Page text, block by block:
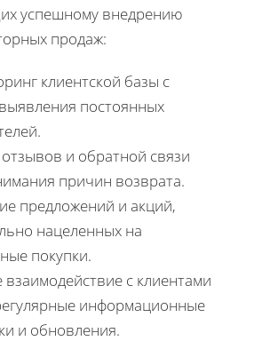
успешному внедрению
продаж:
клиентской базы с
постоянных
и обратной связи
причин возврата.
предложений и акций,
нацеленных на
покупки.
с клиентами
информационные
и обновления.